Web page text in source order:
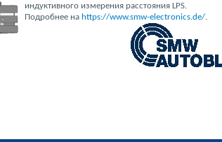
индуктивного измерения расстояния LPS.
Подробнее на https://www.smw-electronics.de/.